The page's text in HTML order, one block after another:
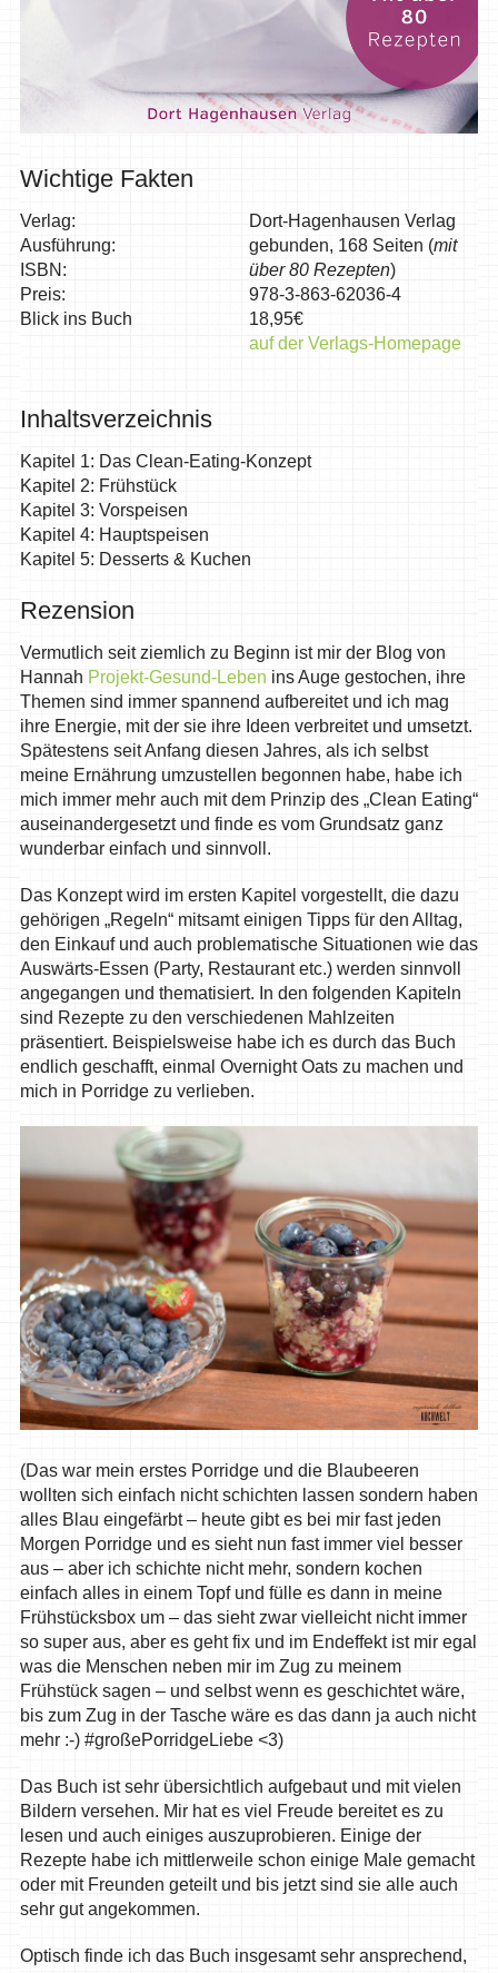
Wichtige Fakten
Verlag:
Ausführung:
ISBN:
Preis:
Blick ins Buch
Dort-Hagenhausen Verlag
gebunden, 168 Seiten (mit
über 80 Rezepten)
978-3-863-62036-4
18,95€
auf der Verlags-Homepage
Inhaltsverzeichnis
Kapitel 1: Das Clean-Eating-Konzept
Kapitel 2: Frühstück
Kapitel 3: Vorspeisen
Kapitel 4: Hauptspeisen
Kapitel 5: Desserts & Kuchen
Rezension
Vermutlich seit ziemlich zu Beginn ist mir der Blog von
Hannah Projekt-Gesund-Leben ins Auge gestochen, ihre
Themen sind immer spannend aufbereitet und ich mag
ihre Energie, mit der sie ihre Ideen verbreitet und umsetzt.
Spätestens seit Anfang diesen Jahres, als ich selbst
meine Ernährung umzustellen begonnen habe, habe ich
mich immer mehr auch mit dem Prinzip des „Clean Eating“
auseinandergesetzt und finde es vom Grundsatz ganz
wunderbar einfach und sinnvoll.
Das Konzept wird im ersten Kapitel vorgestellt, die dazu
gehörigen „Regeln“ mitsamt einigen Tipps für den Alltag,
den Einkauf und auch problematische Situationen wie das
Auswärts-Essen (Party, Restaurant etc.) werden sinnvoll
angegangen und thematisiert. In den folgenden Kapiteln
sind Rezepte zu den verschiedenen Mahlzeiten
präsentiert. Beispielsweise habe ich es durch das Buch
endlich geschafft, einmal Overnight Oats zu machen und
mich in Porridge zu verlieben.
(Das war mein erstes Porridge und die Blaubeeren
wollten sich einfach nicht schichten lassen sondern haben
alles Blau eingefärbt – heute gibt es bei mir fast jeden
Morgen Porridge und es sieht nun fast immer viel besser
aus – aber ich schichte nicht mehr, sondern kochen
einfach alles in einem Topf und fülle es dann in meine
Frühstücksbox um – das sieht zwar vielleicht nicht immer
so super aus, aber es geht fix und im Endeffekt ist mir egal
was die Menschen neben mir im Zug zu meinem
Frühstück sagen – und selbst wenn es geschichtet wäre,
bis zum Zug in der Tasche wäre es das dann ja auch nicht
mehr :-) #großePorridgeLiebe <3)
Das Buch ist sehr übersichtlich aufgebaut und mit vielen
Bildern versehen. Mir hat es viel Freude bereitet es zu
lesen und auch einiges auszuprobieren. Einige der
Rezepte habe ich mittlerweile schon einige Male gemacht
oder mit Freunden geteilt und bis jetzt sind sie alle auch
sehr gut angekommen.
Optisch finde ich das Buch insgesamt sehr ansprechend,